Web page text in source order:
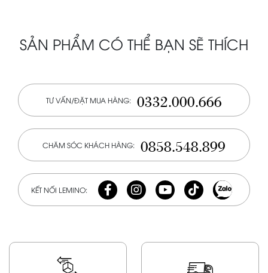
SẢN PHẨM CÓ THỂ BẠN SẼ THÍCH
TƯ VẤN/ĐẶT MUA HÀNG: 0332.000.666
CHĂM SÓC KHÁCH HÀNG: 0858.548.899
KẾT NỐI LEMINO: